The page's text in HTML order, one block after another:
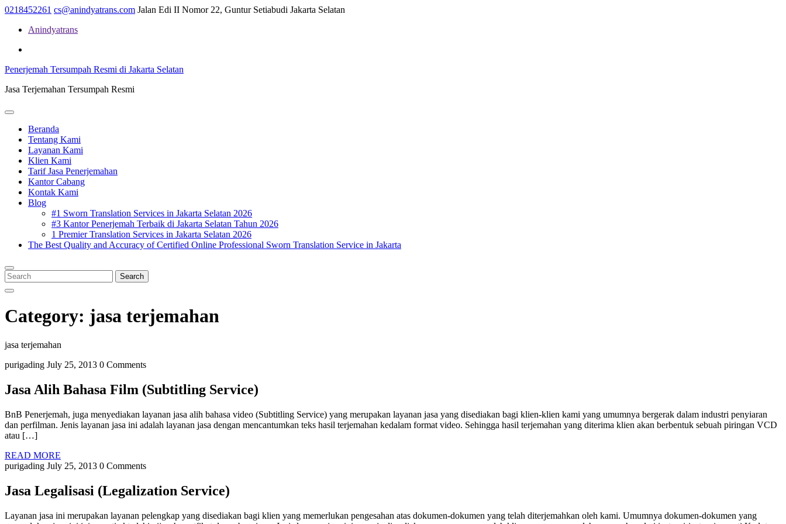
Skip
content
0218452261 cs@anindyatrans.com Jalan Edi II Nomor 22, Guntur Setiabudi Jakarta Selatan
Anindyatrans
Penerjemah Tersumpah Resmi di Jakarta Selatan
Jasa Terjemahan Tersumpah Resmi
Open
Beranda
Tentang Kami
Layanan Kami
Klien Kami
Tarif Jasa Penerjemahan
Kantor Cabang
Kontak Kami
Blog
#1 Sworn Translation Services in Jakarta Selatan 2026
#3 Kantor Penerjemah Terbaik di Jakarta Selatan Tahun 2026
1 Premier Translation Services in Jakarta Selatan 2026
The Best Quality and Accuracy of Certified Online Professional Sworn Translation Service in Jakarta
Close
Menu
Search
for:
Search
Category: jasa terjemahan
jasa terjemahan
purigading July 25, 2013 0 Comments
Jasa Alih Bahasa Film (Subtitling Service)
BnB Penerjemah, juga menyediakan layanan jasa alih bahasa video (Subtitling Service) yang merupakan layanan jasa yang disediakan bagi klien-klien kami yang umumnya bergerak dalam industri penyiaran
dan perfilman. Jenis layanan jasa ini adalah layanan jasa dengan mencantumkan teks hasil terjemahan kedalam format video. Sehingga hasil terjemahan yang diterima klien akan berbentuk sebuah piringan VCD
atau […]
READ MORE
MORE
purigading July 25, 2013 0 Comments
Jasa Legalisasi (Legalization Service)
Layanan jasa ini merupakan layanan pelengkap yang disediakan bagi klien yang memerlukan pengesahan atas dokumen-dokumen yang telah diterjemahkan oleh kami. Umumnya dokumen-dokumen yang